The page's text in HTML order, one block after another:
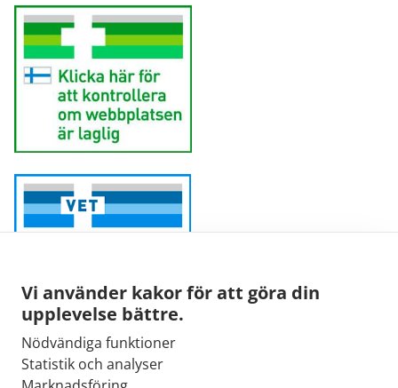
Vi använder kakor för att göra din
upplevelse bättre.
Nödvändiga funktioner
Statistik och analyser
Sähköpostiosoite:
kirjaamo@fimea.fi